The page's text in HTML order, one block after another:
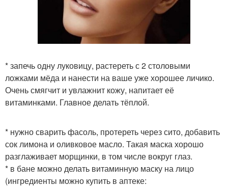
* запечь одну луковицу, растереть с 2 столовыми
ложками мёда и нанести на ваше уже хорошее личико.
Очень смягчит и увлажнит кожу, напитает её
витаминками. Главное делать тёплой.
* нужно сварить фасоль, протереть через сито, добавить
сок лимона и оливковое масло. Такая маска хорошо
разглаживает морщинки, в том числе вокруг глаз.
* в бане можно делать витаминную маску на лицо
(ингредиенты можно купить в аптеке: